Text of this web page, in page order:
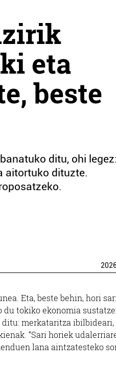
eta
beste
ditu, ohi legez:
aitortuko dituzte.
Eta, beste behin, hori
du tokiko ekonomia
ditu: merkataritza ibilbideari,
“Sari horiek
lana aintzatesteko